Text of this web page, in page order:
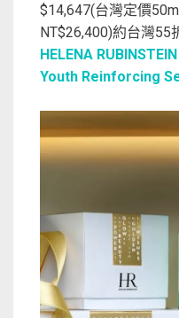
$14,647(台灣定價
NT$26,400)約台灣55
HELENA
Youth Reinforcing